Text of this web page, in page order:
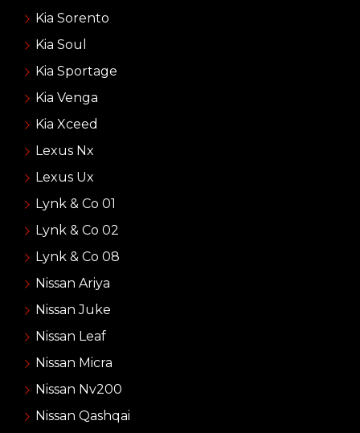
Kia Sorento
Kia Soul
Kia Sportage
Kia Venga
Kia Xceed
Lexus Nx
Lexus Ux
Lynk & Co 01
Lynk & Co 02
Lynk & Co 08
Nissan Ariya
Nissan Juke
Nissan Leaf
Nissan Micra
Nissan Nv200
Nissan Qashqai